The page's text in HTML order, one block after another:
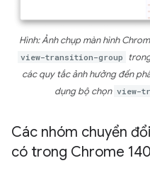
Hình: Ảnh chụp màn hình
view-transition-group
các quy tắc ảnh hưởng đến
dụng bộ chọn view-
Các nhóm chuyển
có trong Chrome 140